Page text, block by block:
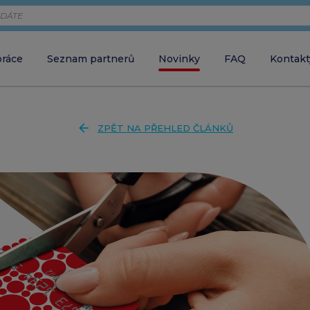
ZAVŘÍT VYHLEDÁVÁNÍ
Seznam partnerů Novinky FAQ
chci objednávat
Zaměstnanec
chci aktivovat
Partner
chci akceptovat
arrow_back ZPĚT NA PŘEHLED ČLÁNKŮ